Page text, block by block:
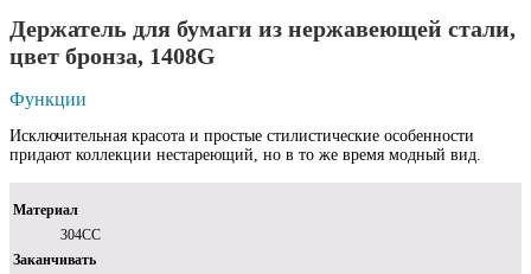
Держатель для бумаги из нержавеющей стали,
цвет бронза, 1408G
Функции
Исключительная красота и простые стилистические особенности
придают коллекции нестареющий, но в то же время модный вид.
Материал
304СС
Заканчивать